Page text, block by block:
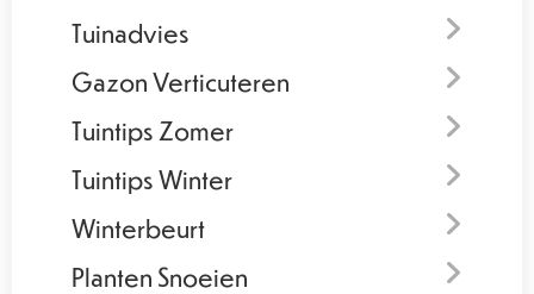
Tuinadvies
Gazon Verticuteren
Tuintips Zomer
Tuintips Winter
Winterbeurt
Planten Snoeien